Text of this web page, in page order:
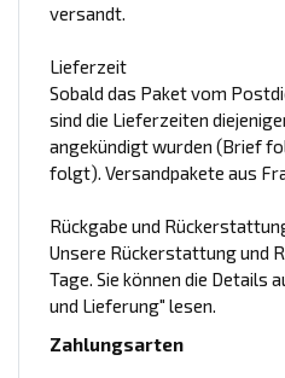
versandt.
Lieferzeit
Sobald das Paket vom
sind die Lieferzeiten
angekündigt wurden (Brief
folgt). Versandpakete aus
Rückgabe und
Unsere Rückerstattung und
Tage. Sie können die Details
und Lieferung" lesen.
Zahlungsarten